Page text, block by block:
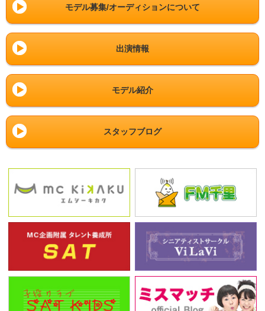
モデル募集/オーディションについて
出演情報
モデル紹介
スタッフブログ